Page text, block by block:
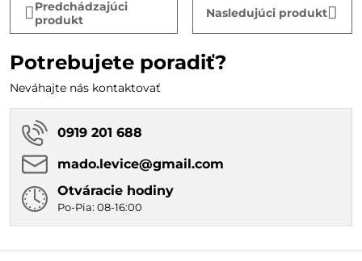
Predchádzajúci
produkt
Nasledujúci produkt
Potrebujete poradiť?
Neváhajte nás kontaktovať
0919 201 688
mado​.levice​@gmail​.com
Otváracie hodiny
Po-Pia: 08-16:00